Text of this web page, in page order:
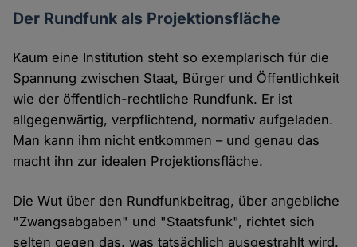
Der Rundfunk als Projektionsfläche
Kaum eine Institution steht so exemplarisch für die
Spannung zwischen Staat, Bürger und Öffentlichkeit
wie der öffentlich-rechtliche Rundfunk. Er ist
allgegenwärtig, verpflichtend, normativ aufgeladen.
Man kann ihm nicht entkommen – und genau das
macht ihn zur idealen Projektionsfläche.
Die Wut über den Rundfunkbeitrag, über angebliche
"Zwangsabgaben" und "Staatsfunk", richtet sich
selten gegen das, was tatsächlich ausgestrahlt wird.